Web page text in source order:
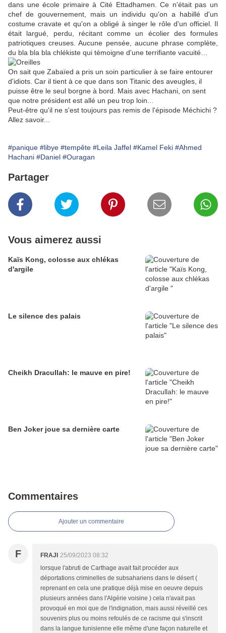
dans une école primaire à Cité Ettadhamen. Ce n'était pas un
chef de gouvernement, mais un individu qu'on a habillé d'un
costume cravate et qu'on a obligé à singer le rôle d'un officiel. Il
était largué, perdu, récitant comme un écolier des formules
patriotiques creuses. Aucune pensée, aucune phrase complète,
du bla bla bla chlékiste qui témoigne d'une terrifiante vacuité…
On sait que Zabaïed a pris un soin particulier à se faire entourer
d'idiots. Car il tient à ce que dans son Titanic des aveugles, il
puisse être le seul borgne à bord. Mais avec Hachani, on sent
que notre président est allé un peu trop loin...
Peut-être qu'il ne s'est toujours pas remis de l'épisode Méchichi ?
Allez savoir...
#panique #libye #tempête #Leila Jaffel #Kamel Feki #Ahmed
Hachani #Daniel #Ouragan
Partager
Vous aimerez aussi
Kaïs Kong, colosse aux chlékas
d'argile
Le silence des palais
Cheikh Dracullah: le mauve en pire!
Ben Joker joue sa dernière carte
Commentaires
Ajouter un commentaire
F FRAJI 25/09/2023 08:32
lorsque l'abruti de Carthage avait fait procéder aux
déportations criminelles de subsahariens dans le désert (
reprenant en cela une pratique déjà mise en oeuvre depuis
plusieurs années dans l'Algérie voisine ) cela n'avait pas
provoqué en moi que de l'indignation, mais aussi réveillé ces
souvenirs plus ou moins refoulés de ce racisme qui s'inscrit
dans la langue tunisienne elle même d'une façon naturelle et